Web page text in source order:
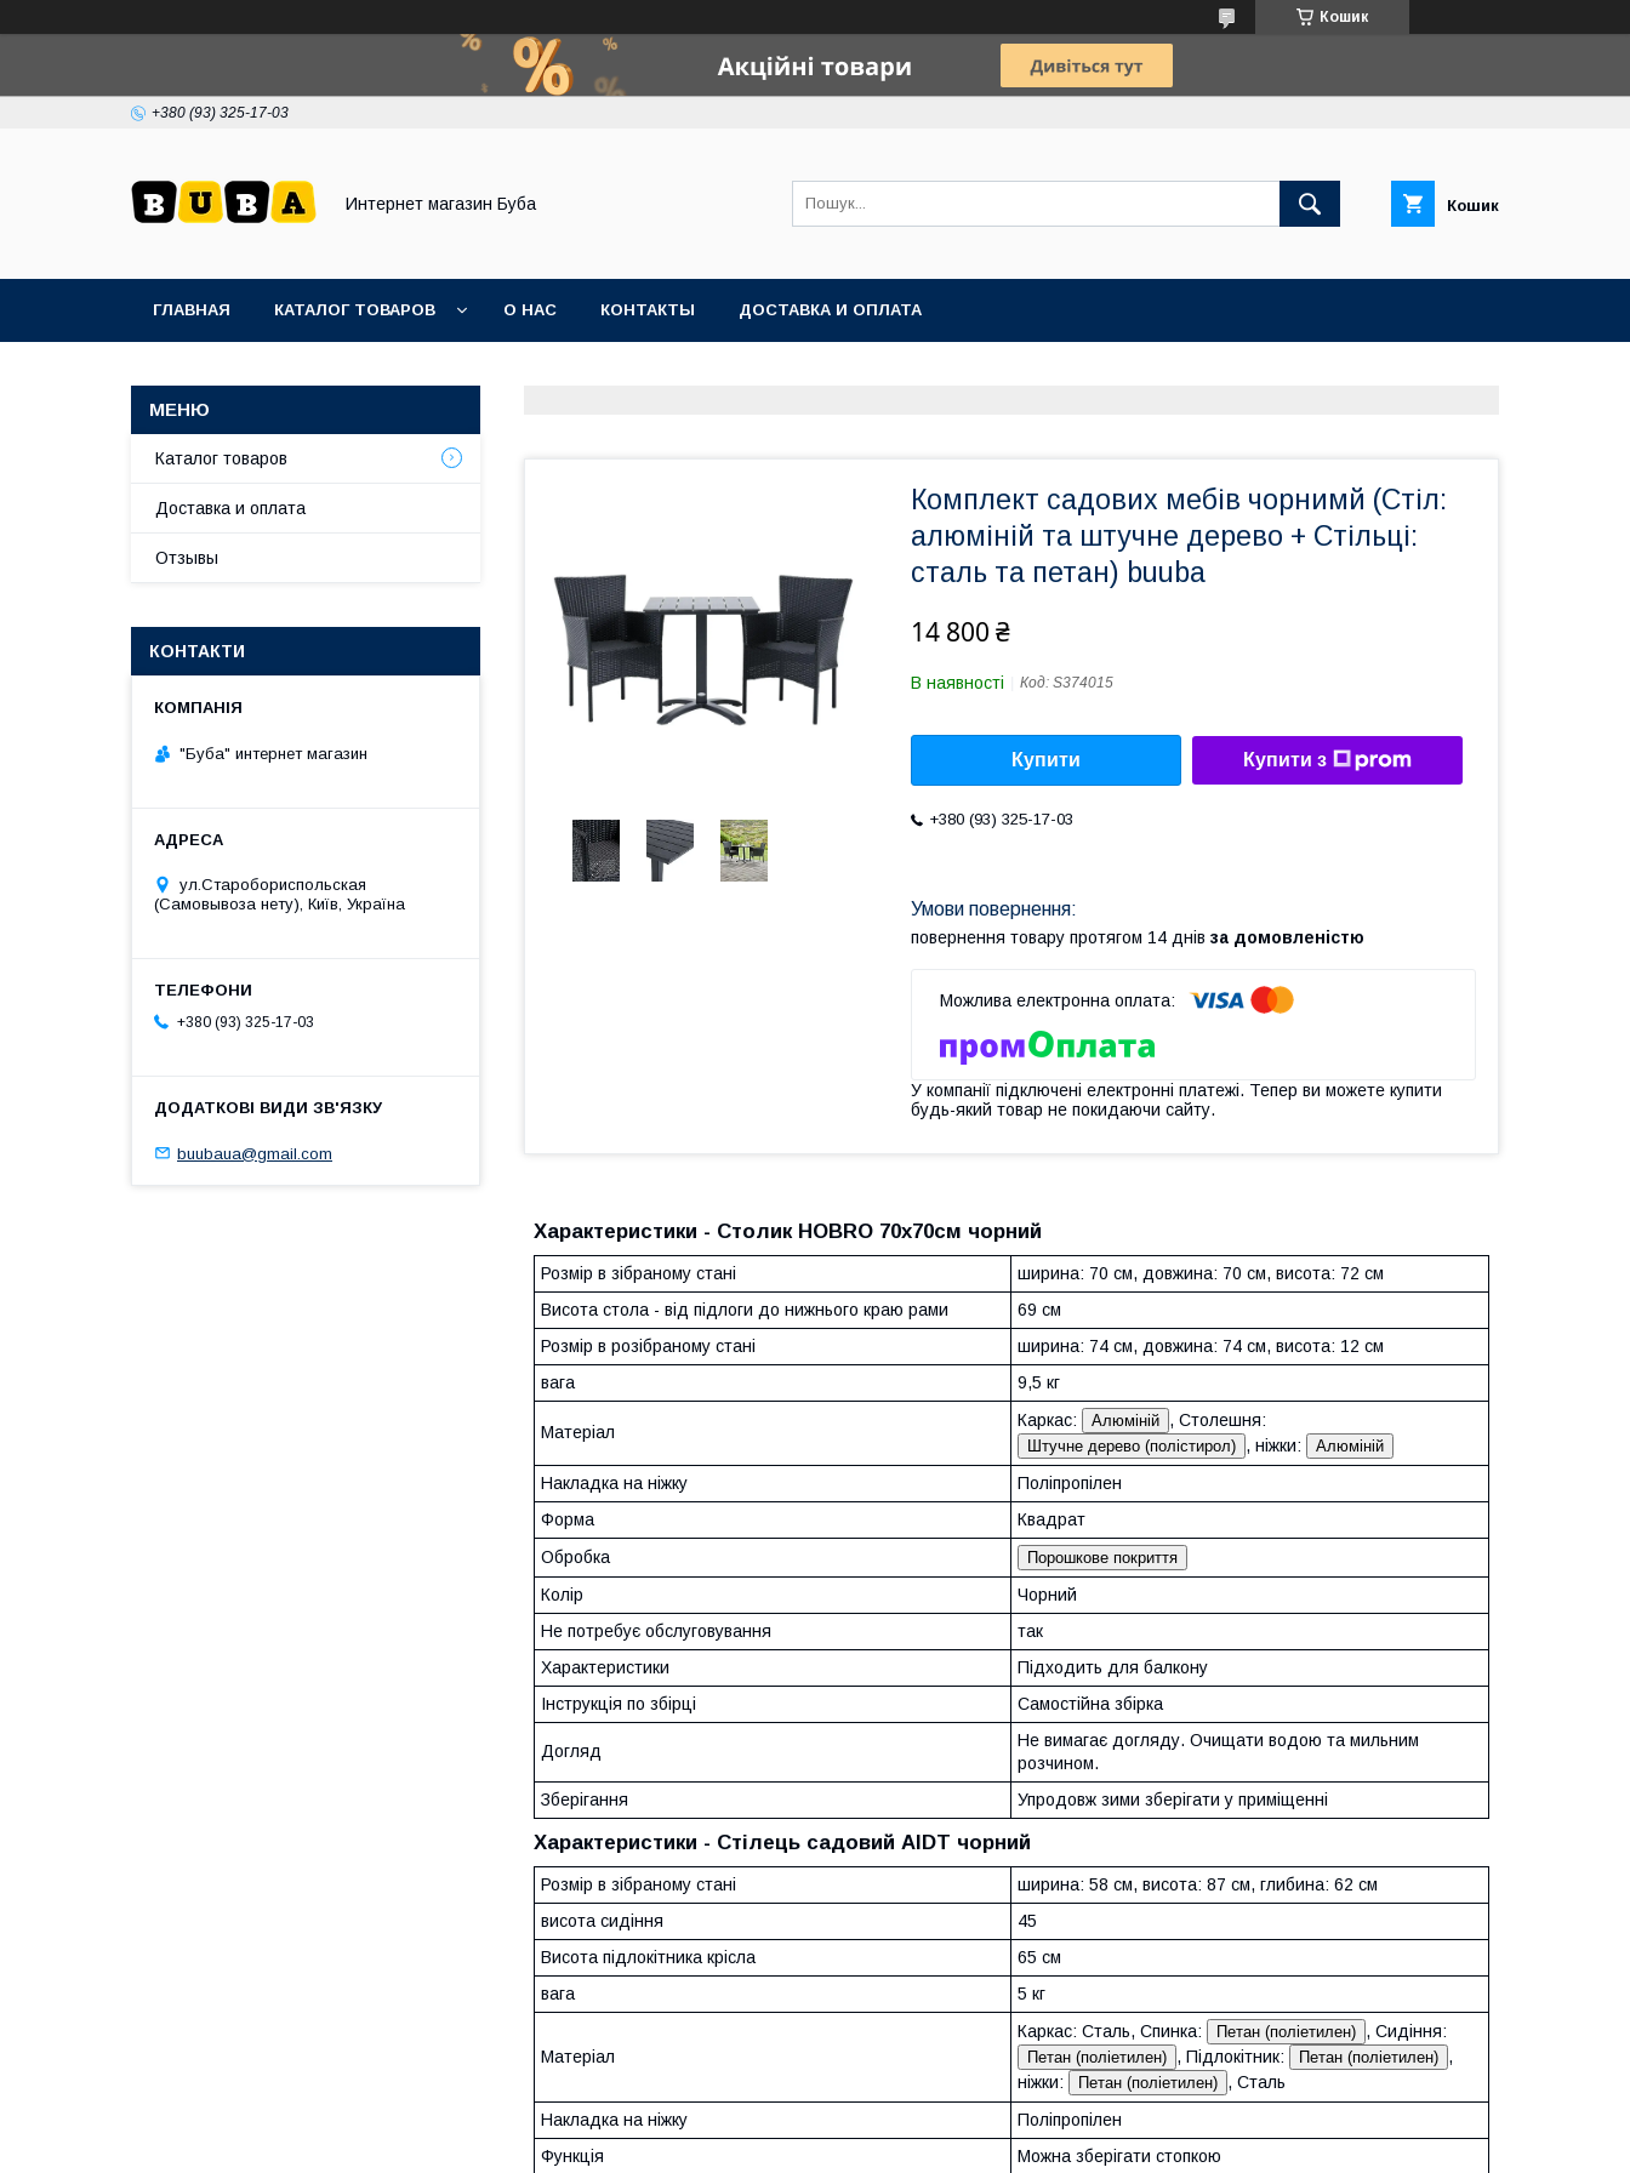
Кошик
+380 (93) 325-17-03
Интернет магазин Буба Кошик
ГЛАВНАЯ КАТАЛОГ ТОВАРОВ О НАС КОНТАКТЫ ДОСТАВКА И ОПЛАТА
Комплект садових мебів чорнимй (Стіл:
алюміній та штучне дерево + Стільці:
сталь та петан) buuba
14 800 ₴
В наявності Код: S374015
Купити Купити з
+380 (93) 325-17-03
повернення товару протягом 14 днів за домовленістю
У компанії підключені електронні платежі. Тепер ви можете купити
будь-який товар не покидаючи сайту.
Характеристики - Столик HOBRO 70x70см чорний
Розмір в зібраному стані
ширина: 70 см, довжина: 70 см, висота: 72 см
Висота стола - від підлоги до нижнього краю рами
69 см
Розмір в розібраному стані
ширина: 74 см, довжина: 74 см, висота: 12 см
вага
9,5 кг
Матеріал
Каркас: Алюміній , Столешня:
Штучне дерево (полістирол) , ніжки: Алюміній
Накладка на ніжку
Поліпропілен
Форма
Квадрат
Обробка
Порошкове покриття
Колір
Чорний
Не потребує обслуговування
так
Характеристики
Підходить для балкону
Інструкція по збірці
Самостійна збірка
Догляд
Не вимагає догляду. Очищати водою та мильним
розчином.
Зберігання
Упродовж зими зберігати у приміщенні
Характеристики - Стілець садовий AIDT чорний
Розмір в зібраному стані
ширина: 58 см, висота: 87 см, глибина: 62 см
висота сидіння
45
Висота підлокітника крісла
65 см
вага
5 кг
Матеріал
Каркас: Сталь, Спинка: Петан (поліетилен) , Сидіння:
Петан (поліетилен) , Підлокітник: Петан (поліетилен) ,
ніжки:
Петан (поліетилен) , Сталь
Накладка на ніжку
Поліпропілен
Функція
Можна зберігати стопкою
Каталог товаров
Доставка и оплата
Отзывы
КОНТАКТИ
"Буба" интернет магазин
ул.Старобориспольская
(Самовывоза нету), Київ, Україна
+380 (93) 325-17-03
buubaua@gmail.com